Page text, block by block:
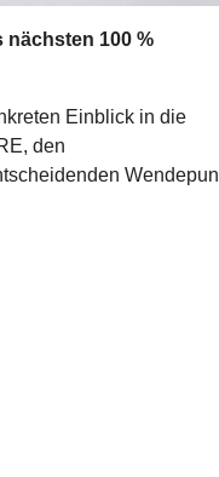
nächsten 100 %
Einblick in die
den